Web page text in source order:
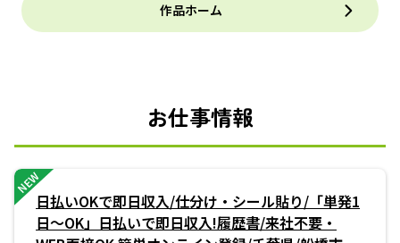
作品ホーム
お仕事情報
NEW
日払いOKで即日収入/仕分け・シール貼り/「単発1
日～OK」日払いで即日収入!履歴書/来社不要・